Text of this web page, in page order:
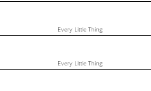
Every Little Thing
Every Little Thing